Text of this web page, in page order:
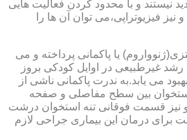
نیستند و با محدود کردن فعالیت هایی
فیزیوتراپی،می توان آن ها را
یا پاکمانی پرداخته و می
غیرطبیعی در اوایل کودکی بروز
می یابد.به ندرت پاکمانی ناشی از
بین سطح مفاصلی و صفحه
قسمت فوقانی تنه استخوان درشت
درمان این بیماری جراحی لازم